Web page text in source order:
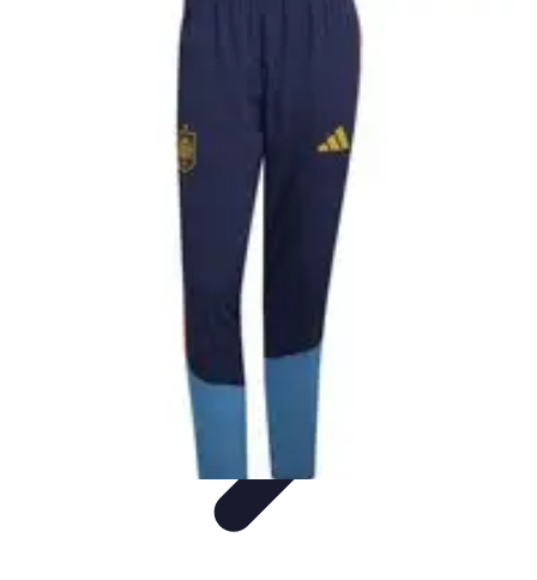
Recursos de Aprendizaje
Cursos y Recursos
Clases en Español